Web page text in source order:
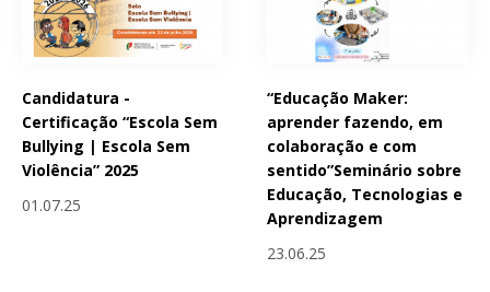
Candidatura -
Certificação “Escola Sem
Bullying | Escola Sem
Violência” 2025
01.07.25
“Educação Maker:
aprender fazendo, em
colaboração e com
sentido”Seminário sobre
Educação, Tecnologias e
Aprendizagem
23.06.25